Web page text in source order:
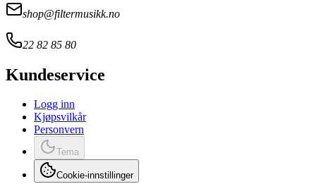
shop@filtermusikk.no
22 82 85 80
Kundeservice
Logg inn
Kjøpsvilkår
Personvern
Tema
Cookie-innstillinger